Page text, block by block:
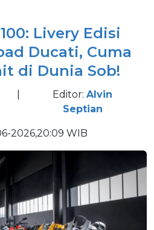
Livery Edisi
Ducati, Cuma
di Dunia Sob!
Editor:Alvin
Septian
2026,20:09 WIB